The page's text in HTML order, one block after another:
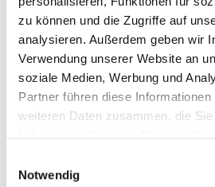
zu können und die Zugriffe auf
analysieren. Außerdem geben wir
Verwendung unserer Website an
soziale Medien, Werbung und
Partner führen diese
weiteren Daten zusammen, die
haben oder die sie im Rahmen
Notwendig
Ausbildung/Praktika
MEHR INFORMATIONEN
sonstige Bereiche